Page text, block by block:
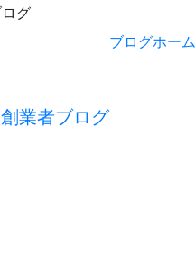
ブログホーム